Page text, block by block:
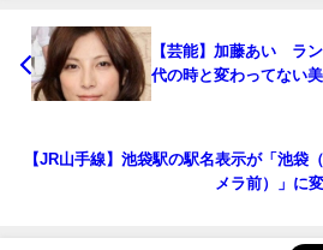
【芸能】加藤あい ラ
代の時と変わってない
【JR山手線】池袋駅の駅名表示が「池袋
メラ前）」に